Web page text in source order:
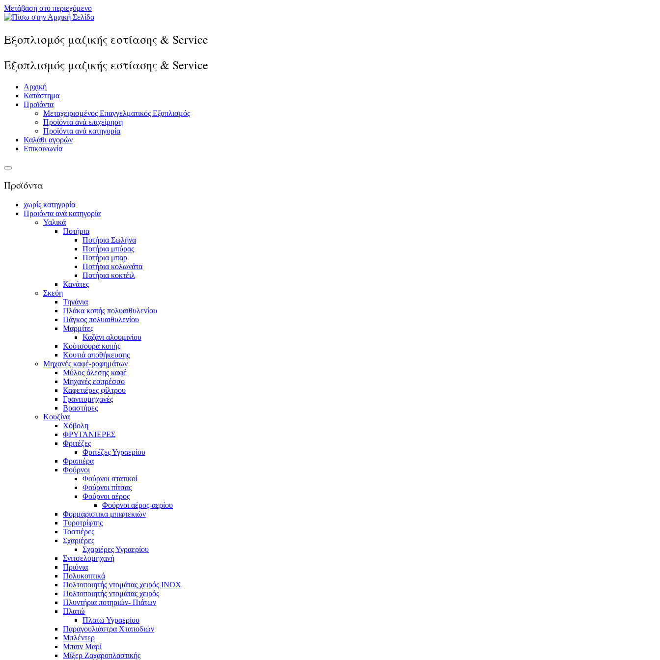
Μετάβαση στο περιεχόμενο
Εξοπλισμός μαζικής εστίασης & Service
Εξοπλισμός μαζικής εστίασης & Service
Αρχική
Κατάστημα
Προϊόντα
Μεταχειρισμένος Επαγγελματικός Εξοπλισμός
Προϊόντα ανά επιχείρηση
Προϊόντα ανά κατηγορία
Καλάθι αγορών
Επικοινωνία
Προϊόντα
χωρίς κατηγορία
Προιόντα ανά κατηγορία
Υαλικά
Ποτήρια
Ποτήρια Σωλήνα
Ποτήρια μπύρας
Ποτήρια μπαρ
Ποτήρια κολωνάτα
Ποτήρια κοκτέιλ
Κανάτες
Σκεύη
Τηγάνια
Πλάκα κοπής πολυαιθυλενίου
Πάγκος πολυαιθυλενίου
Μαρμίτες
Καζάνι αλουμινίου
Κούτσουρα κοπής
Κουτιά αποθήκευσης
Μηχανές καφέ-ροφημάτων
Μύλος άλεσης καφέ
Μηχανές εσπρέσσο
Καφετιέρες φίλτρου
Γρανιτομηχανές
Βραστήρες
Κουζίνα
Χόβολη
ΦΡΥΓΑΝΙΕΡΕΣ
Φριτέζες
Φριτέζες Υγραερίου
Φραπιέρα
Φούρνοι
Φούρνοι στατικοί
Φούρνοι πίτσας
Φούρνοι αέρος
Φούρνοι αέρος-αερίου
Φορμαριστικα μπιφτεκιών
Τυροτρίφτης
Τοστιέρες
Σχαριέρες
Σχαριέρες Υγραερίου
Σνιτσελομηχανή
Πριόνια
Πολυκοπτικά
Πολτοποιητής ντομάτας χειρός ΙΝΟΧ
Πολτοποιητής ντομάτας χειρός
Πλυντήρια ποτηριών- Πιάτων
Πλατώ
Πλατώ Υγραερίου
Παραγουλιάστρα Χταποδιών
Μπλέντερ
Μπαιν Μαρί
Μίξερ Ζαχαροπλαστικής